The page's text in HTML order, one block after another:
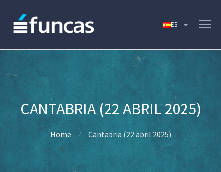
CANTABRIA (22 ABRIL 2025)
Home Cantabria (22 abril 2025)